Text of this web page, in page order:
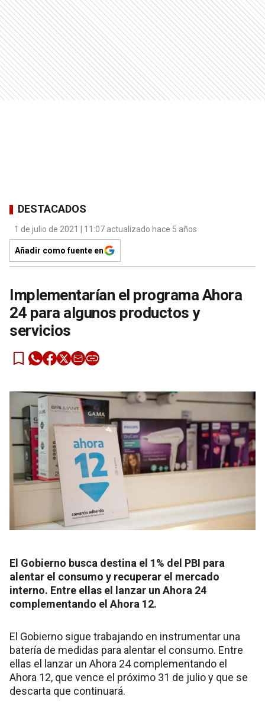
DESTACADOS
1 de julio de 2021 | 11:07 actualizado hace 5 años
Añadir como fuente en
Implementarían el programa Ahora
24 para algunos productos y
servicios
El Gobierno busca destina el 1% del PBI para
alentar el consumo y recuperar el mercado
interno. Entre ellas el lanzar un Ahora 24
complementando el Ahora 12.
El Gobierno sigue trabajando en instrumentar una
batería de medidas para alentar el consumo. Entre
ellas el lanzar un Ahora 24 complementando el
Ahora 12, que vence el próximo 31 de julio y que se
descarta que continuará.